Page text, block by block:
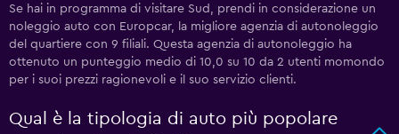
Se hai in programma di visitare Sud, prendi in considerazione un
noleggio auto con Europcar, la migliore agenzia di autonoleggio
del quartiere con 9 filiali. Questa agenzia di autonoleggio ha
ottenuto un punteggio medio di 10,0 su 10 da 2 utenti momondo
per i suoi prezzi ragionevoli e il suo servizio clienti.
Qual è la tipologia di auto più popolare